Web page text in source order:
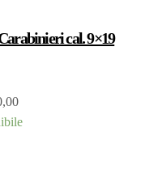
cal. 9×19